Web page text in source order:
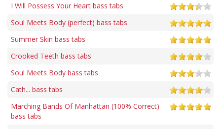
I Will Possess Your Heart bass tabs
Soul Meets Body (perfect) bass tabs
Summer Skin bass tabs
Crooked Teeth bass tabs
Soul Meets Body bass tabs
Cath... bass tabs
Marching Bands Of Manhattan (100% Correct)
bass tabs